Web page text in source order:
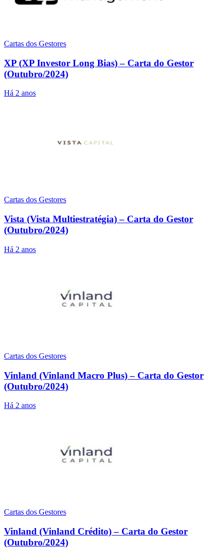
Cartas dos Gestores
XP (XP Investor Long Bias) – Carta do Gestor
(Outubro/2024)
Há 2 anos
Cartas dos Gestores
Vista (Vista Multiestratégia) – Carta do Gestor
(Outubro/2024)
Há 2 anos
Cartas dos Gestores
Vinland (Vinland Macro Plus) – Carta do Gestor
(Outubro/2024)
Há 2 anos
Cartas dos Gestores
Vinland (Vinland Crédito) – Carta do Gestor
(Outubro/2024)